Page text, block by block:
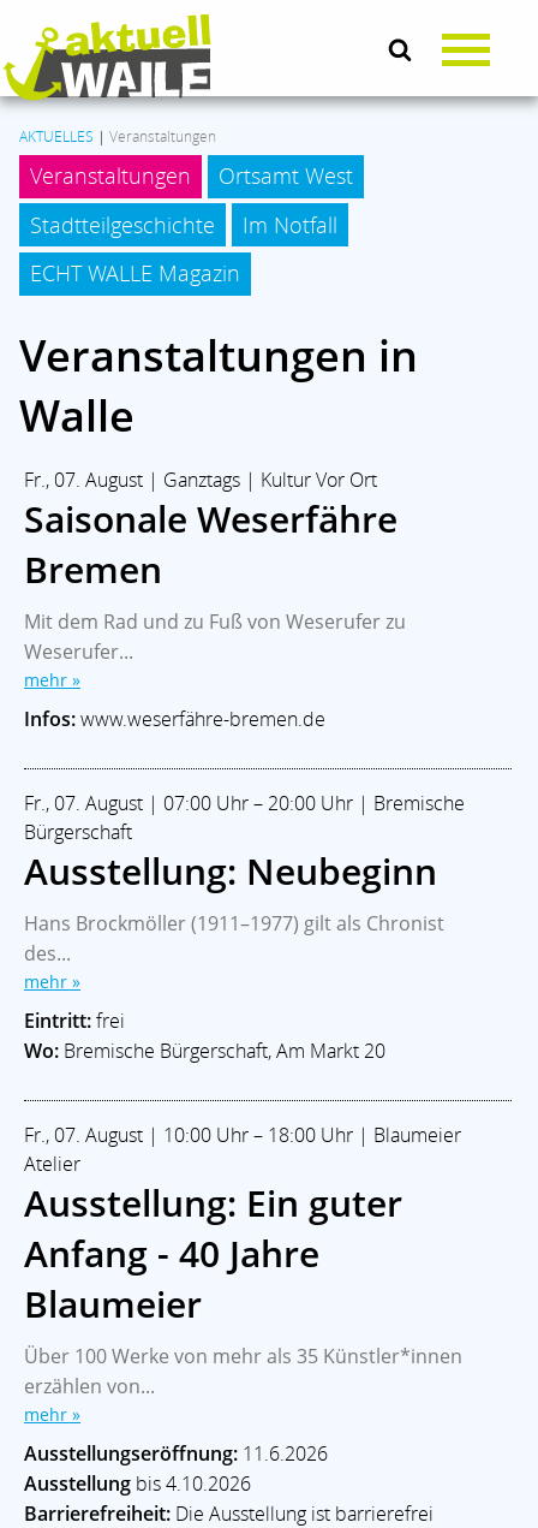
AKTUELLES
LEBEN & SOZIALES
KULTUR
KOMMUNALPOLITIK
BRANCHENMIX
AKTUELLES | Veranstaltungen
Veranstaltungen
Ortsamt West
Stadtteilgeschichte
Im Notfall
ECHT WALLE Magazin
Veranstaltungen in
Walle
Fr., 07. August | Ganztags | Kultur Vor Ort
Saisonale Weserfähre
Bremen
Mit dem Rad und zu Fuß von Weserufer zu
Weserufer...
mehr »
Infos:www.weserfähre-bremen.de
Fr., 07. August | 07:00 Uhr – 20:00 Uhr | Bremische
Bürgerschaft
Ausstellung: Neubeginn
Hans Brockmöller (1911–1977) gilt als Chronist
des...
mehr »
Eintritt:frei
Wo: Bremische Bürgerschaft, Am Markt 20
Fr., 07. August | 10:00 Uhr – 18:00 Uhr | Blaumeier
Atelier
Ausstellung: Ein guter
Anfang - 40 Jahre
Blaumeier
Über 100 Werke von mehr als 35 Künstler*innen
erzählen von...
mehr »
Ausstellungseröffnung: 11.6.2026
Ausstellung bis 4.10.2026
Barrierefreiheit: Die Ausstellung ist barrierefrei